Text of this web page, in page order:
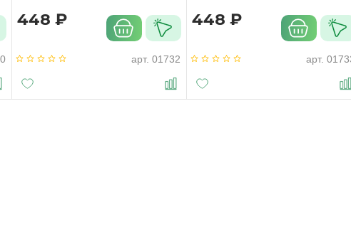
448 ₽
арт. 01732
448 ₽
арт.